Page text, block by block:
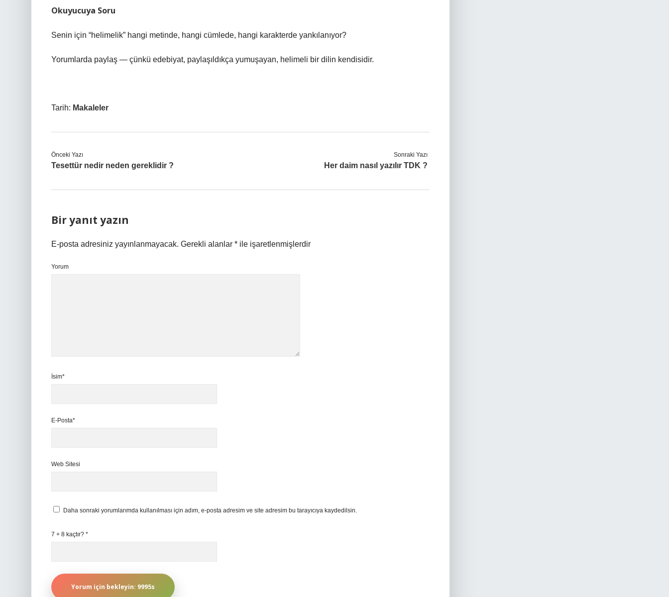
Okuyucuya Soru
Senin için “helimelik” hangi metinde, hangi cümlede, hangi karakterde yankılanıyor?
Yorumlarda paylaş — çünkü edebiyat, paylaşıldıkça yumuşayan, helimeli bir dilin kendisidir.
Tarih: Makaleler
Önceki Yazı
Tesettür nedir neden gereklidir ?
Sonraki Yazı
Her daim nasıl yazılır TDK ?
Bir yanıt yazın
E-posta adresiniz yayınlanmayacak. Gerekli alanlar * ile işaretlenmişlerdir
Yorum
İsim*
E-Posta*
Web Sitesi
Daha sonraki yorumlarımda kullanılması için adım, e-posta adresim ve site adresim bu tarayıcıya kaydedilsin.
7 + 8 kaçtır? *